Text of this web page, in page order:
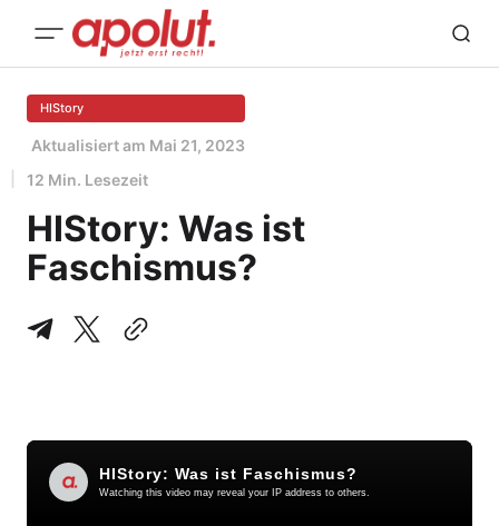
HIStory
Aktualisiert am Mai 21, 2023
12 Min. Lesezeit
HIStory: Was ist
Faschismus?